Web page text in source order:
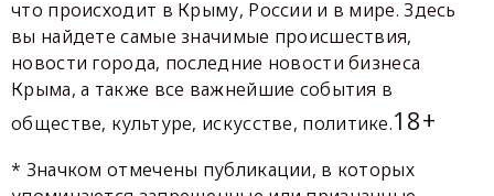
что происходит в Крыму, России и в мире. Здесь
вы найдете самые значимые происшествия,
новости города, последние новости бизнеса
Крыма, а также все важнейшие события в
обществе, культуре, искусстве, политике.18+
* Значком отмечены публикации, в которых